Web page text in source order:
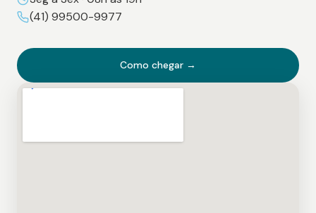
(41) 99500-9977
Como chegar →